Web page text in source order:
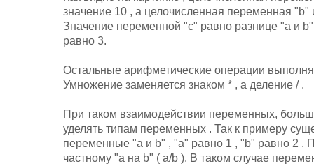
значение 10 , а целочисленная переменная "b"
Значение переменной "c" равно разнице "a и
равно 3.
Остальные арифметические операции
Умножение заменяется знаком * , а деление / .
При таком взаимодействии переменных,
уделять типам переменных . Так к примеру
переменные "a и b" , "a" равно 1 , "b" равно 2 .
частному "a на b" ( a/b ). В таком случае